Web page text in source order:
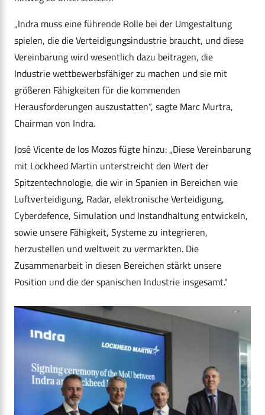
„Indra muss eine führende Rolle bei der Umgestaltung
spielen, die die Verteidigungsindustrie braucht, und diese
Vereinbarung wird wesentlich dazu beitragen, die
Industrie wettbewerbsfähiger zu machen und sie mit
größeren Fähigkeiten für die kommenden
Herausforderungen auszustatten“, sagte Marc Murtra,
Chairman von Indra.
José Vicente de los Mozos fügte hinzu: „Diese Vereinbarung
mit Lockheed Martin unterstreicht den Wert der
Spitzentechnologie, die wir in Spanien in Bereichen wie
Luftverteidigung, Radar, elektronische Verteidigung,
Cyberdefence, Simulation und Instandhaltung entwickeln,
sowie unsere Fähigkeit, Systeme zu integrieren,
herzustellen und weltweit zu vermarkten. Die
Zusammenarbeit in diesen Bereichen stärkt unsere
Position und die der spanischen Industrie insgesamt.“